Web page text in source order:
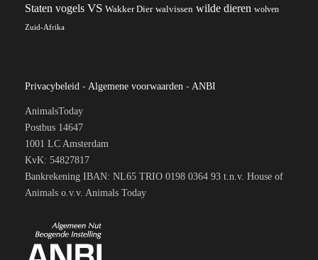
Staten vogels VS Wakker Dier walvissen wilde dieren wolven
Zuid-Afrika
Privacybeleid - Algemene voorwaarden - ANBI
AnimalsToday
Postbus 14647
1001 LC Amsterdam
KvK: 54827817
Bankrekening IBAN: NL65 TRIO 0198 0364 93 t.n.v. House of
Animals o.v.v. Animals Today